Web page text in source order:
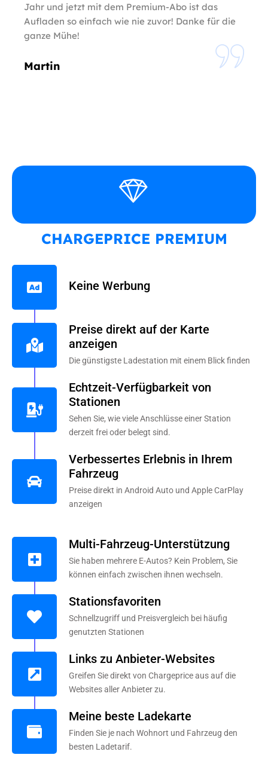
Jahr und jetzt mit dem Premium-Abo ist das
Aufladen so einfach wie nie zuvor! Danke für die
ganze Mühe!
Martin
CHARGEPRICE PREMIUM
Keine Werbung
Preise direkt auf der Karte
anzeigen
Die günstigste Ladestation mit einem Blick finden
Echtzeit-Verfügbarkeit von
Stationen
Sehen Sie, wie viele Anschlüsse einer Station
derzeit frei oder belegt sind.
Verbessertes Erlebnis in Ihrem
Fahrzeug
Preise direkt in Android Auto und Apple CarPlay
anzeigen
Multi-Fahrzeug-Unterstützung
Sie haben mehrere E-Autos? Kein Problem, Sie
können einfach zwischen ihnen wechseln.
Stationsfavoriten
Schnellzugriff und Preisvergleich bei häufig
genutzten Stationen
Links zu Anbieter-Websites
Greifen Sie direkt von Chargeprice aus auf die
Websites aller Anbieter zu.
Meine beste Ladekarte
Finden Sie je nach Wohnort und Fahrzeug den
besten Ladetarif.